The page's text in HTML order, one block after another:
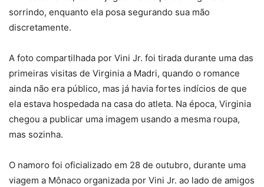
sorrindo, enquanto ela posa segurando sua mão
discretamente.
A foto compartilhada por Vini Jr. foi tirada durante uma das
primeiras visitas de Virginia a Madri, quando o romance
ainda não era público, mas já havia fortes indícios de que
ela estava hospedada na casa do atleta. Na época, Virginia
chegou a publicar uma imagem usando a mesma roupa,
mas sozinha.
O namoro foi oficializado em 28 de outubro, durante uma
viagem a Mônaco organizada por Vini Jr. ao lado de amigos